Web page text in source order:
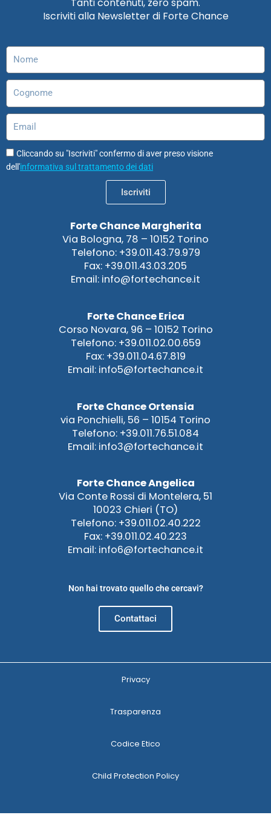
b
o
k
a
g
a
e
d
n
u
b
o
d
n
a
p
Iscriviti alla Newsletter di Forte Chance
Cliccando su "Iscriviti" confermo di aver preso visione
dell'informativa sul trattamento dei dati
Iscriviti
Forte Chance Margherita
Via Bologna, 78 – 10152 Torino
Telefono: +39.011.43.79.979
Fax: +39.011.43.03.205
Email: info@fortechance.it
Forte Chance Erica
Corso Novara, 96 – 10152 Torino
Telefono: +39.011.02.00.659
Fax: +39.011.04.67.819
Email: info5@fortechance.it
Forte Chance Ortensia
via Ponchielli, 56 – 10154 Torino
Telefono: +39.011.76.51.084
Email: info3@fortechance.it
Forte Chance Angelica
Via Conte Rossi di Montelera, 51
10023 Chieri (TO)
Telefono: +39.011.02.40.222
Fax: +39.011.02.40.223
Email: info6@fortechance.it
Non hai trovato quello che cercavi?
Contattaci
Privacy
Trasparenza
Codice Etico
Child Protection Policy